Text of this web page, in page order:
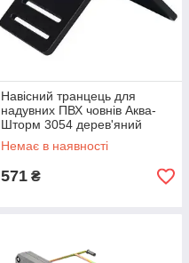
Навісний транцець для
надувних ПВХ човнів Аква-
Шторм 3054 дерев'яний
водостійка фанера комплект
кріплень для моторів новий
Немає в наявності
571 ₴